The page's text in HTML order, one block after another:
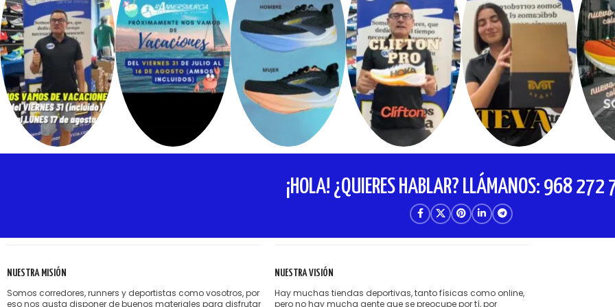
¡HOLA! ¿QUIERES HABLAR? LLÁMANOS: 968 272
NUESTRA MISIÓN
Somos corredores, runners y deportistas como vosotros, por
eso nos gusta disponer de buenos materiales para disfrutar
NUESTRA VISIÓN
Hay muchas tiendas deportivas, tanto físicas como online,
pero no hay mucha gente que se preocupe por tí, por